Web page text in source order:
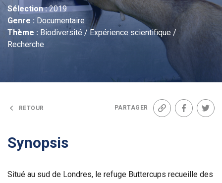
Sélection :2019
Genre : Documentaire
Thème : Biodiversité / Expérience scientifique /
Recherche
RETOUR PARTAGER
Lien Facebook
Synopsis
Situé au sud de Londres, le refuge Buttercups recueille des